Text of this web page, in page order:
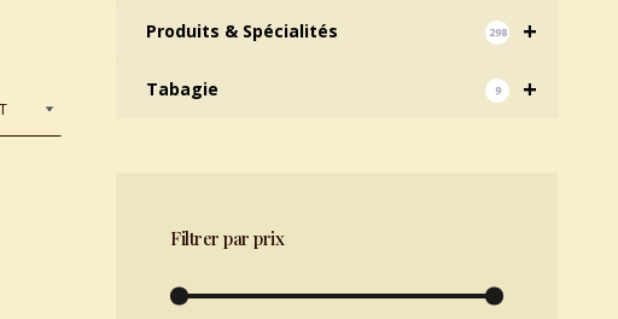
+
Produits & Spécialités 298
+
Tabagie 9
Filtrer par prix